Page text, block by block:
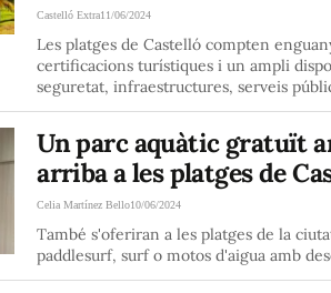
Castelló Extra11/06/2024
Les platges de Castelló compten
certificacions turístiques i un ampli
seguretat, infraestructures, serveis
Un parc aquàtic gratuït
arriba a les platges de
Celia Martínez Bello10/06/2024
També s'oferiran a les platges de la
paddlesurf, surf o motos d'aigua amb